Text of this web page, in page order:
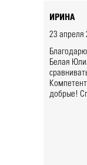
ИРИНА
23 апреля
Белая
добрые!